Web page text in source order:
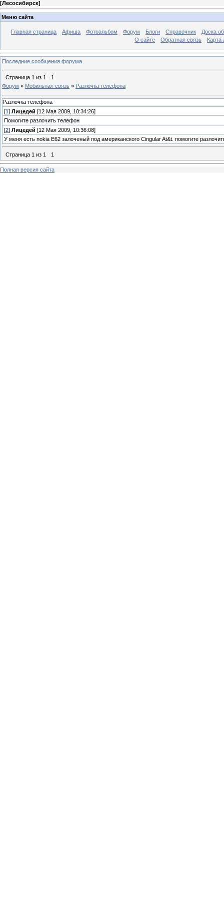
[Лесосибирск]
Меню сайта
Главная страница Афиша Фотоальбом Форум Блоги Справочник
Доска
О сайте
Обратная связь Карта
Последние сообщения форума
Страница 1 из 1
1
Форум » Мобильная связь » Разлочка телефона
Разлочка телефона
[1] Лицедей [12 Мая 2009, 10:34:26]
Помогите разлочить телефон
[2] Лицедей [12 Мая 2009, 10:36:08]
У меня есть nokia E62 залоченый под американского Cingular At&t. помогите
Страница 1 из 1 1
Полная версия сайта